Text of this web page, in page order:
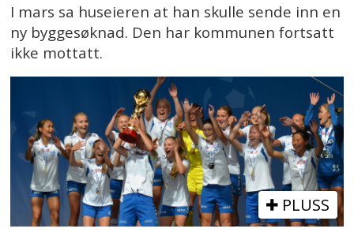
I mars sa huseieren at han skulle sende inn en
ny byggesøknad. Den har kommunen fortsatt
ikke mottatt.
PLUSS